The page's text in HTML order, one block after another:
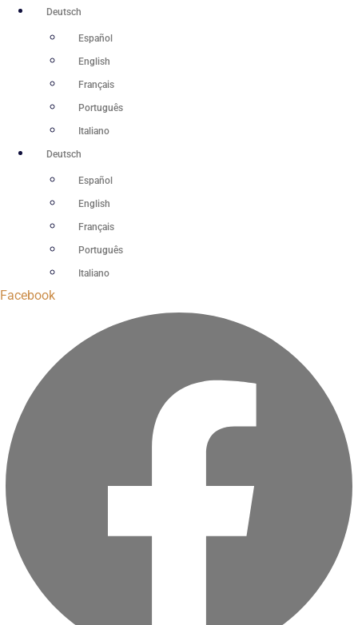
Zum
Deutsch
Español
English
Français
Português
Italiano
Deutsch
Español
English
Français
Português
Italiano
Facebook